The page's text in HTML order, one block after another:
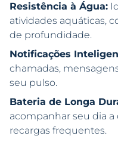
Resistência à Água:
atividades aquáticas,
de profundidade.
Notificações
chamadas,
seu pulso.
Bateria de Longa
acompanhar seu dia
recargas frequentes.